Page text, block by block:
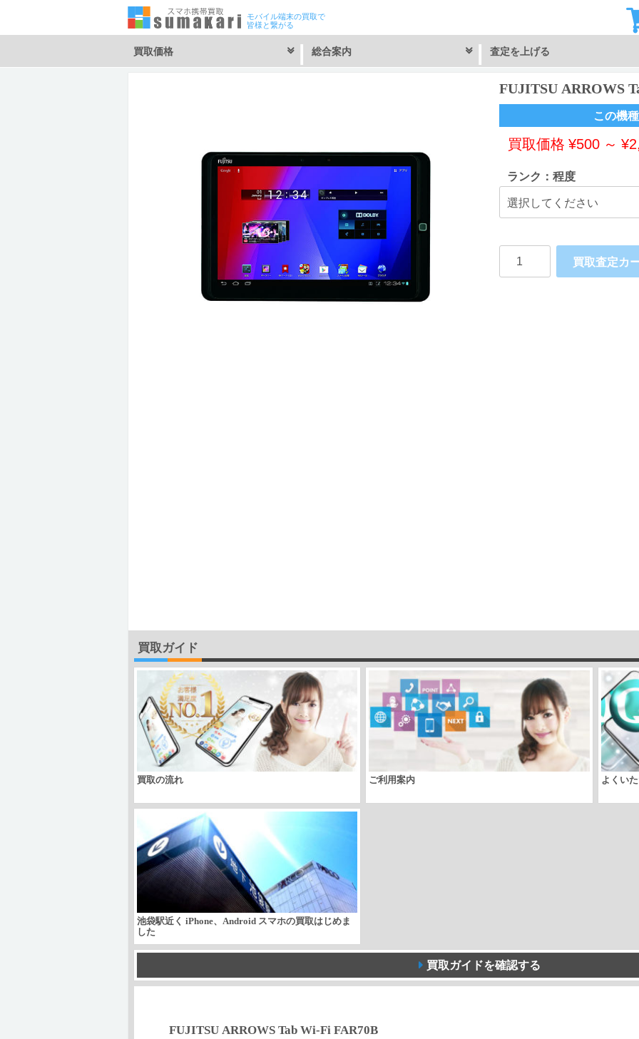
モバイル端末の買取で
皆様と繋がる
買取価格 総合案内 査定を上げる
FUJITSU ARROWS
この機
買取価格 ¥500～ ¥
ランク：程度
FUJITSU
ARROWS
買取査定カ
買取ガイド
買取の流れ ご利用案内 よくい
池袋駅近く iPhone、Android スマホの買取はじめま
した
買取ガイドを確認する
FUJITSU ARROWS Tab Wi-Fi FAR70B